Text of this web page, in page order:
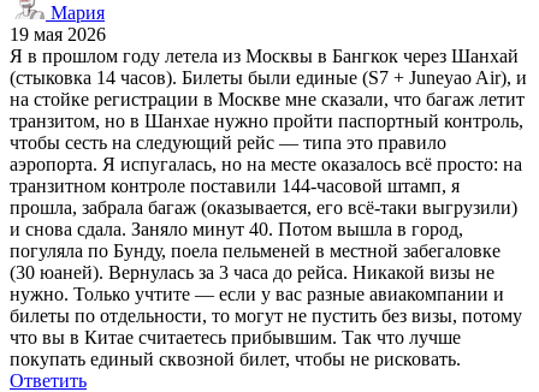
Мария
19 мая 2026
Я в прошлом году летела из Москвы в Бангкок через Шанхай
(стыковка 14 часов). Билеты были единые (S7 + Juneyao Air), и
на стойке регистрации в Москве мне сказали, что багаж летит
транзитом, но в Шанхае нужно пройти паспортный контроль,
чтобы сесть на следующий рейс — типа это правило
аэропорта. Я испугалась, но на месте оказалось всё просто: на
транзитном контроле поставили 144-часовой штамп, я
прошла, забрала багаж (оказывается, его всё-таки выгрузили)
и снова сдала. Заняло минут 40. Потом вышла в город,
погуляла по Бунду, поела пельменей в местной забегаловке
(30 юаней). Вернулась за 3 часа до рейса. Никакой визы не
нужно. Только учтите — если у вас разные авиакомпании и
билеты по отдельности, то могут не пустить без визы, потому
что вы в Китае считаетесь прибывшим. Так что лучше
покупать единый сквозной билет, чтобы не рисковать.
Ответить